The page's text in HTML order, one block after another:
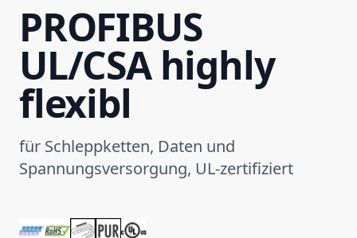
PROFIBUS
UL/CSA highly
flexibl
für Schleppketten, Daten und
Spannungsversorgung, UL-zertifiziert